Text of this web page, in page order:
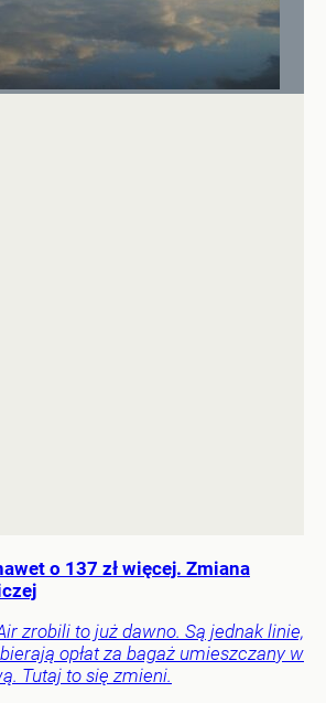
o 137 zł więcej. Zmiana
zrobili to już dawno. Są jednak linie,
opłat za bagaż umieszczany w
Tutaj to się zmieni.